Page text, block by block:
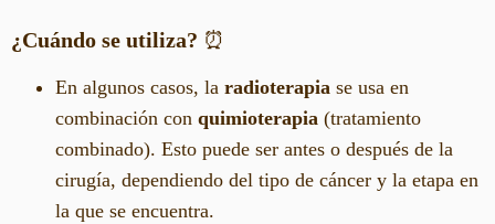
¿Cuándo se utiliza? ⏰
En algunos casos, la radioterapia se usa en
combinación con quimioterapia (tratamiento
combinado). Esto puede ser antes o después de la
cirugía, dependiendo del tipo de cáncer y la etapa en
la que se encuentra.